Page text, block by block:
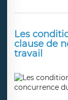
Les
clause de
travail